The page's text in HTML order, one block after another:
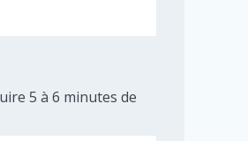
5 à 6 minutes de